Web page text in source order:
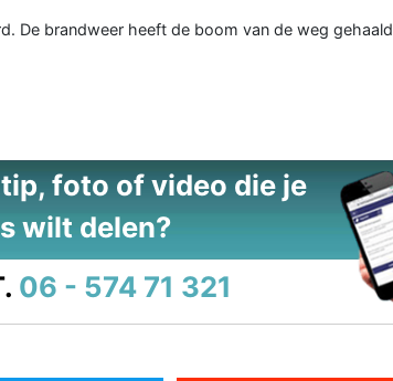
De brandweer heeft de boom van de weg gehaald
foto of video die je
wilt delen?
06 - 574 71 321